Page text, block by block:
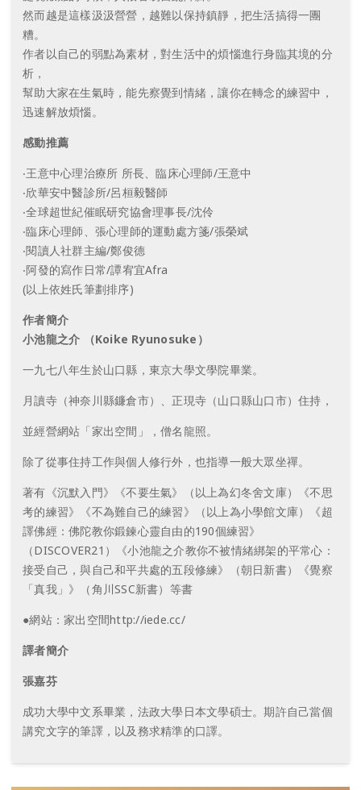
然而越是這樣汲汲營營，越難以保持鎮靜，把生活搞得一團
糟。
作者以自己的弱點為素材，對生活中的煩惱進行身臨其境的分
析，
幫助大家在生氣時，能先察覺到情緒，讓你在轉念的練習中，
迅速解放煩惱。
感動推薦
‧王意中心理治療所 所長、臨床心理師/王意中
‧欣華安中醫診所/呂桓毅醫師
‧全球超世紀催眠研究協會理事長/沈伶
‧臨床心理師、張心理師的運動處方箋/張榮斌
‧閱讀人社群主編/鄭俊德
‧阿發的寫作日常/譚宥宜Afra
(以上依姓氏筆劃排序)
作者簡介
小池龍之介 （Koike Ryunosuke）
一九七八年生於山口縣，東京大學文學院畢業。
月讀寺（神奈川縣鐮倉市）、正現寺（山口縣山口市）住持，
並經營網站「家出空間」，僧名龍照。
除了從事住持工作與個人修行外，也指導一般大眾坐禪。
著有《沉默入門》《不要生氣》（以上為幻冬舍文庫）《不思
考的練習》《不為難自己的練習》（以上為小學館文庫）《超
譯佛經：佛陀教你鍛鍊心靈自由的190個練習》
（DISCOVER21）《小池龍之介教你不被情緒綁架的平常心：
接受自己，與自己和平共處的五段修練》（朝日新書）《覺察
「真我」》（角川SSC新書）等書
●網站：家出空間http://iede.cc/
譯者簡介
張嘉芬
成功大學中文系畢業，法政大學日本文學碩士。期許自己當個
講究文字的筆譯，以及務求精準的口譯。